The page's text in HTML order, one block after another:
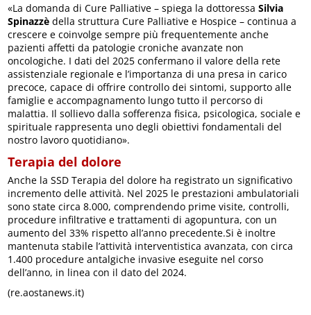
«La domanda di Cure Palliative – spiega la dottoressaSilvia
Spinazzè della struttura Cure Palliative e Hospice – continua a
crescere e coinvolge sempre più frequentemente anche
pazienti affetti da patologie croniche avanzate non
oncologiche. I dati del 2025 confermano il valore della rete
assistenziale regionale e l’importanza di una presa in carico
precoce, capace di offrire controllo dei sintomi, supporto alle
famiglie e accompagnamento lungo tutto il percorso di
malattia. Il sollievo dalla sofferenza fisica, psicologica, sociale e
spirituale rappresenta uno degli obiettivi fondamentali del
nostro lavoro quotidiano».
Terapia del dolore
Anche la SSD Terapia del dolore ha registrato un significativo
incremento delle attività. Nel 2025 le prestazioni ambulatoriali
sono state circa 8.000, comprendendo prime visite, controlli,
procedure infiltrative e trattamenti di agopuntura, con un
aumento del 33% rispetto all’anno precedente.Si è inoltre
mantenuta stabile l’attività interventistica avanzata, con circa
1.400 procedure antalgiche invasive eseguite nel corso
dell’anno, in linea con il dato del 2024.
(re.aostanews.it)